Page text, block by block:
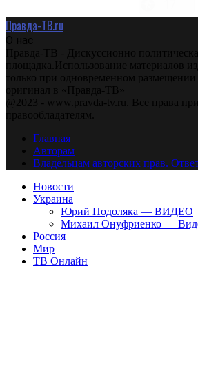
Правда-ТВ.ru
О нас
Правда-ТВ - Дискуссионно
площадка.Использование материалов
только при одновременном
оригинал в «Правда-ТВ»
@2023 - www.pravda-tv.ru. Все права
правообладателям.
Главная
Авторам
Владельцам авторских прав.
Новости
Украина
Юрий Подоляка — ВИДЕО
Михаил Онуфриенко —
Россия
Мир
ТВ Онлайн